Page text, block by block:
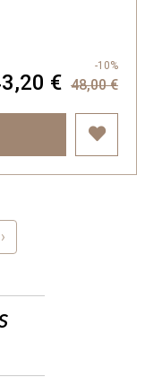
€ 48,00 €
-10%
›